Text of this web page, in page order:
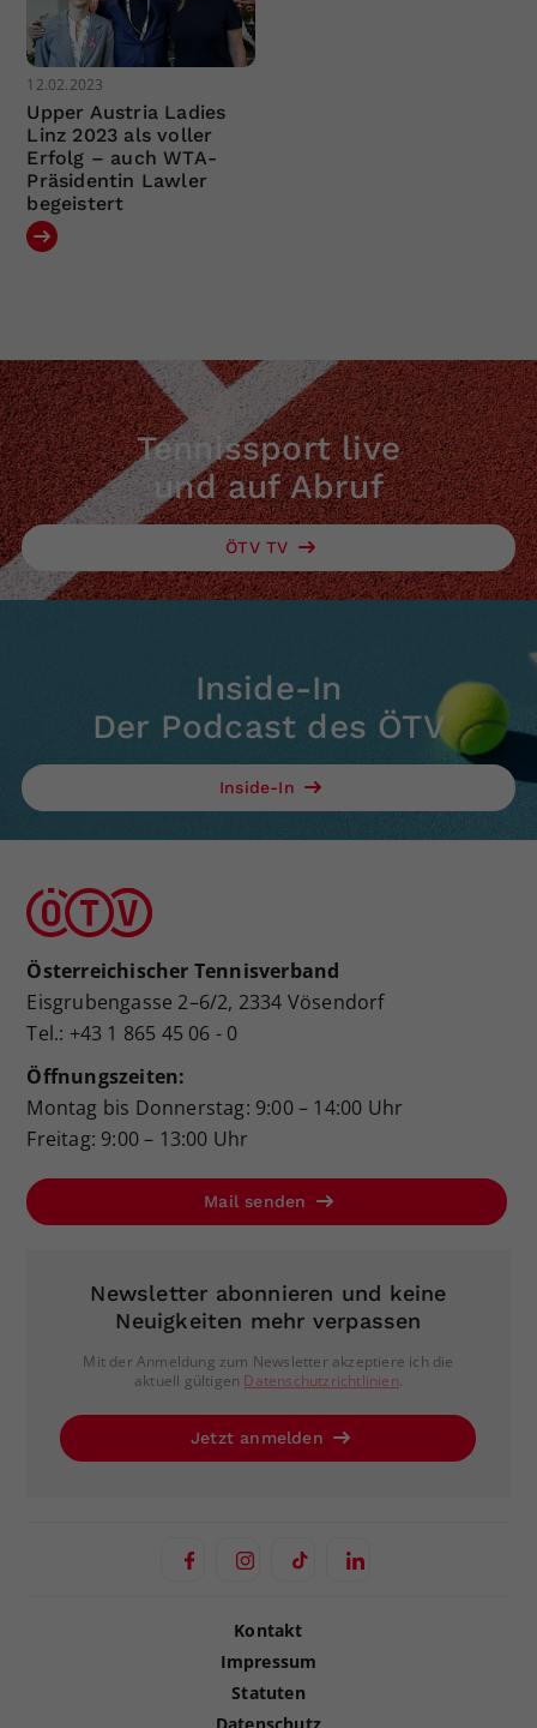
12.02.2023
Upper Austria Ladies
Linz 2023 als voller
Erfolg – auch WTA-
Präsidentin Lawler
begeistert
Tennissport live
und auf Abruf
ÖTV TV
Inside-In
Der Podcast des ÖTV
Inside-In
Österreichischer Tennisverband
Eisgrubengasse 2–6/2, 2334 Vösendorf
Tel.: +43 1 865 45 06 - 0
Öffnungszeiten:
Montag bis Donnerstag: 9:00 – 14:00 Uhr
Freitag: 9:00 – 13:00 Uhr
Mail senden
Newsletter abonnieren und keine
Neuigkeiten mehr verpassen
Mit der Anmeldung zum Newsletter akzeptiere ich die
aktuell gültigen Datenschutzrichtlinien.
Jetzt anmelden
Kontakt
Impressum
Statuten